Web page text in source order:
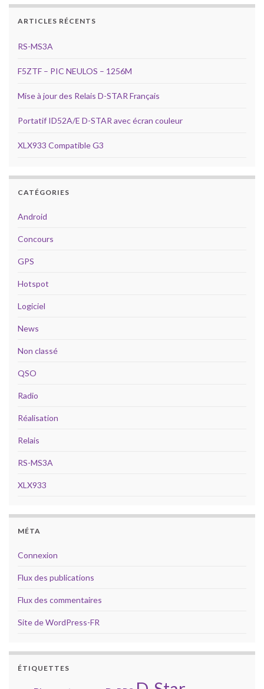
ARTICLES RÉCENTS
RS-MS3A
F5ZTF – PIC NEULOS – 1256M
Mise à jour des Relais D-STAR Français
Portatif ID52A/E D-STAR avec écran couleur
XLX933 Compatible G3
CATÉGORIES
Android
Concours
GPS
Hotspot
Logiciel
News
Non classé
QSO
Radio
Réalisation
Relais
RS-MS3A
XLX933
MÉTA
Connexion
Flux des publications
Flux des commentaires
Site de WordPress-FR
ÉTIQUETTES